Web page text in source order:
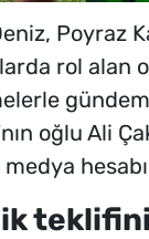
Poyraz
rol alan
oğlu Ali
medya